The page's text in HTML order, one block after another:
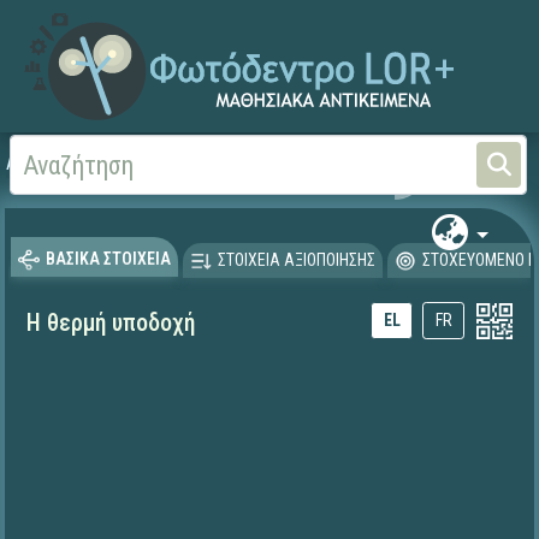
Αρχική Ξένες Γλώσσες -
ΒΑΣΙΚΑ ΣΤΟΙΧΕΙΑ ΣΤΟΙΧΕΙΑ ΑΞΙΟΠΟΙΗΣΗΣ ΣΤΟΧΕΥΟΜΕΝΟ
Η θερμή υποδοχή EL FR